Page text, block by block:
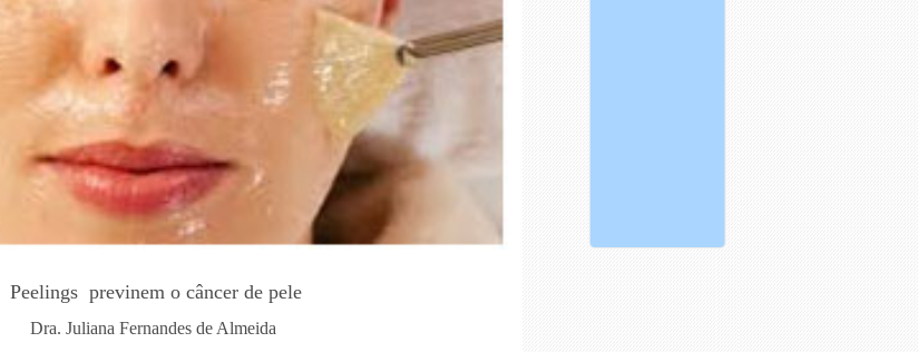
Peelings previnem o câncer de pele
Dra. Juliana Fernandes de Almeida